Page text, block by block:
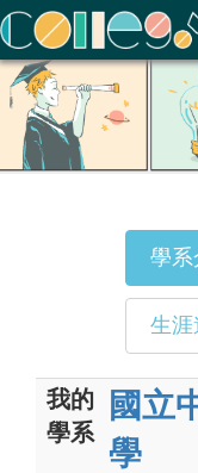
ColleGo! 大學選才與高
學系
生涯
我的
學系
國立
學